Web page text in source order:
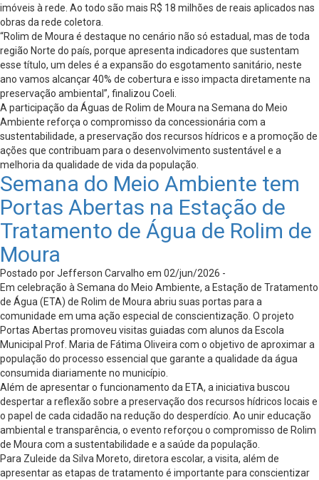
imóveis à rede. Ao todo são mais R$ 18 milhões de reais aplicados nas
obras da rede coletora.
“Rolim de Moura é destaque no cenário não só estadual, mas de toda
região Norte do país, porque apresenta indicadores que sustentam
esse título, um deles é a expansão do esgotamento sanitário, neste
ano vamos alcançar 40% de cobertura e isso impacta diretamente na
preservação ambiental”, finalizou Coeli.
A participação da Águas de Rolim de Moura na Semana do Meio
Ambiente reforça o compromisso da concessionária com a
sustentabilidade, a preservação dos recursos hídricos e a promoção de
ações que contribuam para o desenvolvimento sustentável e a
melhoria da qualidade de vida da população.
Semana do Meio Ambiente tem
Portas Abertas na Estação de
Tratamento de Água de Rolim de
Moura
Postado por Jefferson Carvalho em 02/jun/2026 -
Em celebração à Semana do Meio Ambiente, a Estação de Tratamento
de Água (ETA) de Rolim de Moura abriu suas portas para a
comunidade em uma ação especial de conscientização. O projeto
Portas Abertas promoveu visitas guiadas com alunos da Escola
Municipal Prof. Maria de Fátima Oliveira com o objetivo de aproximar a
população do processo essencial que garante a qualidade da água
consumida diariamente no município.
Além de apresentar o funcionamento da ETA, a iniciativa buscou
despertar a reflexão sobre a preservação dos recursos hídricos locais e
o papel de cada cidadão na redução do desperdício. Ao unir educação
ambiental e transparência, o evento reforçou o compromisso de Rolim
de Moura com a sustentabilidade e a saúde da população.
Para Zuleide da Silva Moreto, diretora escolar, a visita, além de
apresentar as etapas de tratamento é importante para conscientizar